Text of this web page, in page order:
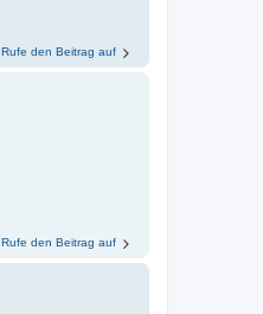
Rufe den Beitrag auf
Rufe den Beitrag auf